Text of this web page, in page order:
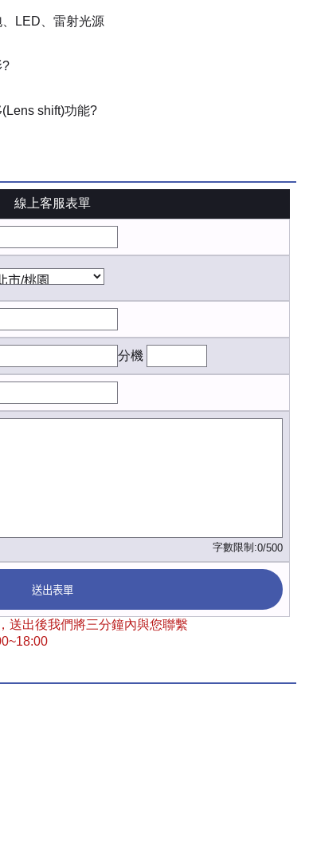
LED、雷射光源
?
shift)功能?
線上客服表單
分機
字數限制:0/500
送出表單
送出後我們將三分鐘內與您聯繫